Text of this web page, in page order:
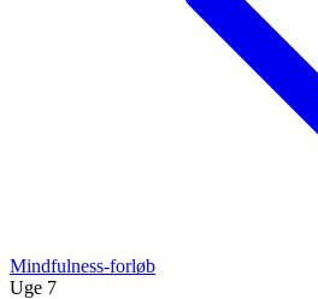
Mindfulness-forløb
Uge 7